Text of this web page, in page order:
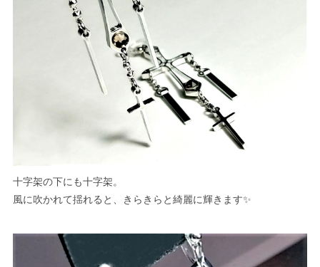
十字架の下にも十字架。
風に吹かれて揺れると、きらきらと綺麗に輝きます✨